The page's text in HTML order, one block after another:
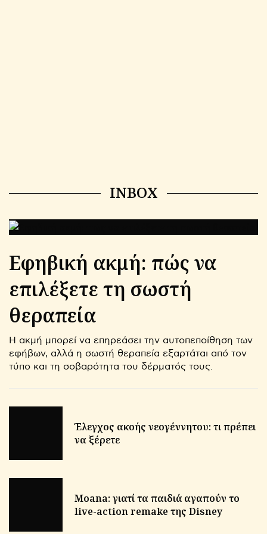
INBOX
Εφηβική ακμή: πώς να
επιλέξετε τη σωστή
θεραπεία
Η ακμή μπορεί να επηρεάσει την αυτοπεποίθηση των
εφήβων, αλλά η σωστή θεραπεία εξαρτάται από τον
τύπο και τη σοβαρότητα του δέρματός τους.
Έλεγχος ακοής νεογέννητου: τι πρέπει
να ξέρετε
Moana: γιατί τα παιδιά αγαπούν το
live-action remake της Disney